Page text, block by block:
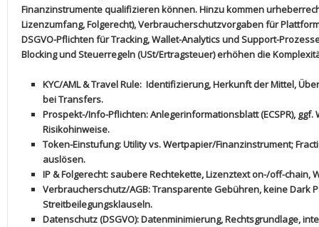
Finanzinstrumente ‍qualifizieren⁣ können. Hinzu ⁢kommen
Lizenzumfang, Folgerecht),⁤ Verbraucherschutzvorgaben für​
DSGVO-Pflichten‍ für Tracking, Wallet-Analytics und ⁣Support-
Blocking und Steuerregeln ‌(USt/Ertragsteuer) erhöhen die
KYC/AML & Travel Rule: Identifizierung,⁤ Herkunft der Mittel,
‍bei Transfers.
Prospekt-/Info-Pflichten:Anlegerinformationsblatt ‌(ECSPR),
Risikohinweise.
Token-Einstufung:Utility vs. Wertpapier/Finanzinstrument;
auslösen.
IP & Folgerecht:saubere Rechtekette,​ Lizenztext⁤ on-/off-chain,
Verbraucherschutz/AGB:Transparente Gebühren, keine Dark
Streitbeilegungsklauseln.
Datenschutz (DSGVO):Datenminimierung, Rechtsgrundlage,⁢